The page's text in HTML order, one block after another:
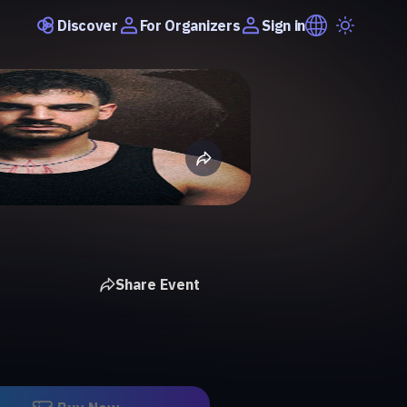
Discover For Organizers Sign in
Share Event